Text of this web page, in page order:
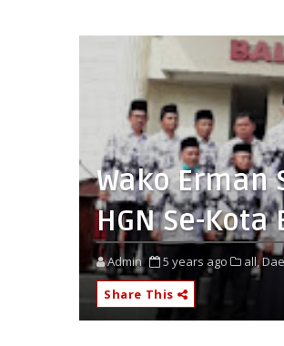
Wako Erman
HGN Se-
Admin 5 years ago all,
Share This